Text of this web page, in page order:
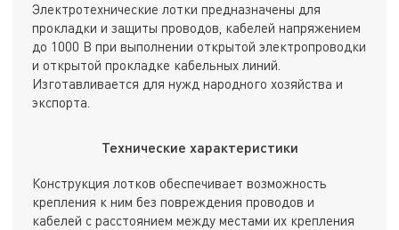
Электротехнические лотки предназначены для
прокладки и защиты проводов, кабелей напряжением
до 1000 В при выполнении открытой электропроводки
и открытой прокладке кабельных линий.
Изготавливается для нужд народного хозяйства и
экспорта.
Технические характеристики
Конструкция лотков обеспечивает возможность
крепления к ним без повреждения проводов и
кабелей с расстоянием между местами их крепления